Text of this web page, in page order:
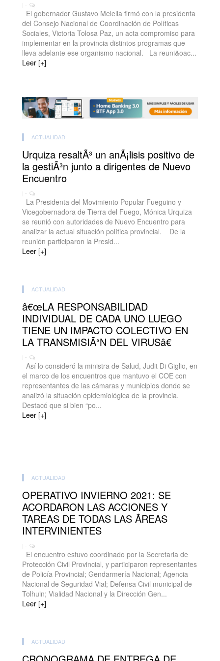
| -
El gobernador Gustavo Melella firmó con la presidenta
del Consejo Nacional de Coordinación de Políticas
Sociales, Victoria Tolosa Paz, un acta compromiso para
implementar en la provincia distintos programas que
lleva adelante ese organismo nacional. La reuni&oac...
Leer [+]
ACTUALIDAD
Urquiza resaltÃ³ un anÃ¡lisis positivo de
la gestiÃ³n junto a dirigentes de Nuevo
Encuentro
| -
La Presidenta del Movimiento Popular Fueguino y
Vicegobernadora de Tierra del Fuego, Mónica Urquiza
se reunió con autoridades de Nuevo Encuentro para
analizar la actual situación política provincial. De la
reunión participaron la Presid...
Leer [+]
ACTUALIDAD
â€œLA RESPONSABILIDAD
INDIVIDUAL DE CADA UNO LUEGO
TIENE UN IMPACTO COLECTIVO EN
LA TRANSMISIÃ“N DEL VIRUSâ€
| -
Así lo consideró la ministra de Salud, Judit Di Giglio, en
el marco de los encuentros que mantuvo el COE con
representantes de las cámaras y municipios donde se
analizó la situación epidemiológica de la provincia.
Destacó que si bien “po...
Leer [+]
ACTUALIDAD
OPERATIVO INVIERNO 2021: SE
ACORDARON LAS ACCIONES Y
TAREAS DE TODAS LAS ÃREAS
INTERVINIENTES
| -
El encuentro estuvo coordinado por la Secretaria de
Protección Civil Provincial, y participaron representantes
de Policía Provincial; Gendarmería Nacional; Agencia
Nacional de Seguridad Vial; Defensa Civil municipal de
Tolhuin; Vialidad Nacional y la Dirección Gen...
Leer [+]
ACTUALIDAD